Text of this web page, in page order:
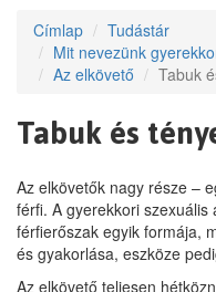
Címlap
Tudástár
Mit nevezünk
Az elkövető
Tabuk
Tabuk és
Az elkövetők nagy része –
férfi. A gyerekkori
férfierőszak egyik formája,
és gyakorlása, eszköze
Az elkövető teljesen